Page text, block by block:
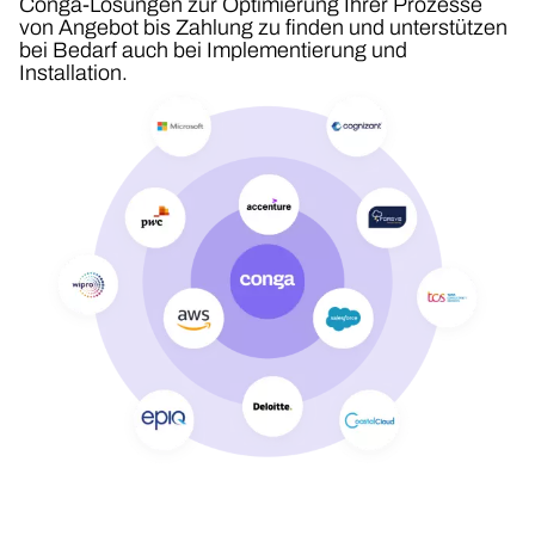
Conga-Lösungen zur Optimierung Ihrer Prozesse
von Angebot bis Zahlung zu finden und unterstützen
bei Bedarf auch bei Implementierung und
Installation.